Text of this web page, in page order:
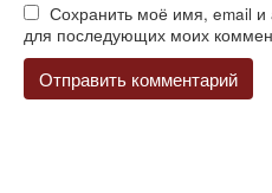
Сохранить моё имя, email и
для последующих моих